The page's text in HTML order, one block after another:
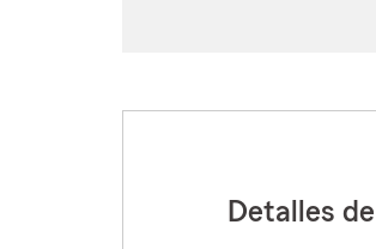
Detalles